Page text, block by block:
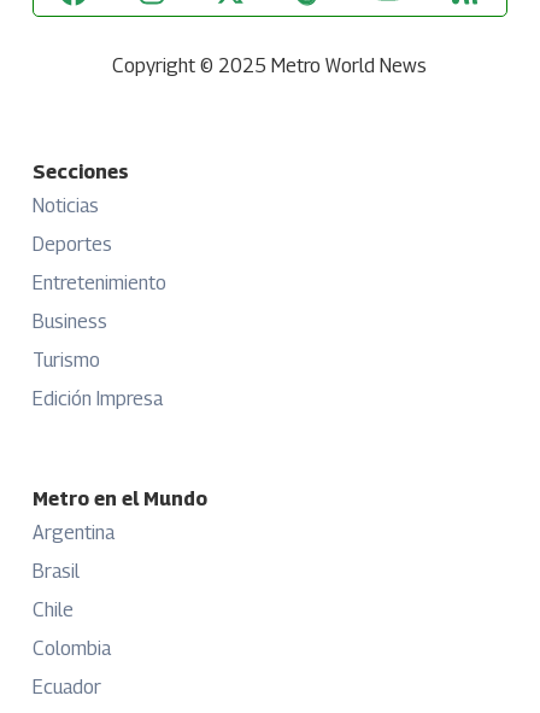
Copyright © 2025 Metro World News
Secciones
Noticias
Deportes
Entretenimiento
Business
Turismo
Edición Impresa
Metro en el Mundo
Argentina
Brasil
Chile
Colombia
Ecuador